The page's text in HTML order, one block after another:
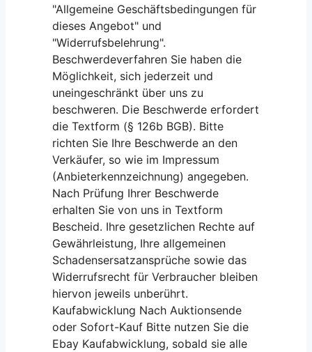
"Allgemeine Geschäftsbedingungen für
dieses Angebot" und
"Widerrufsbelehrung".
Beschwerdeverfahren Sie haben die
Möglichkeit, sich jederzeit und
uneingeschränkt über uns zu
beschweren. Die Beschwerde erfordert
die Textform (§ 126b BGB). Bitte
richten Sie Ihre Beschwerde an den
Verkäufer, so wie im Impressum
(Anbieterkennzeichnung) angegeben.
Nach Prüfung Ihrer Beschwerde
erhalten Sie von uns in Textform
Bescheid. Ihre gesetzlichen Rechte auf
Gewährleistung, Ihre allgemeinen
Schadensersatzansprüche sowie das
Widerrufsrecht für Verbraucher bleiben
hiervon jeweils unberührt.
Kaufabwicklung Nach Auktionsende
oder Sofort-Kauf Bitte nutzen Sie die
Ebay Kaufabwicklung, sobald sie alle